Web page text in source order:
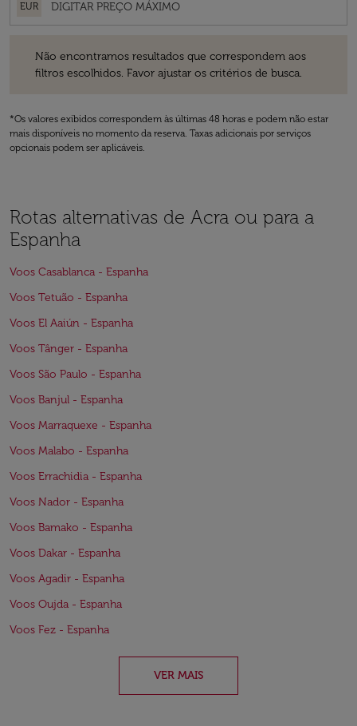
EUR
Não encontramos resultados que correspondem aos
filtros escolhidos. Favor ajustar os critérios de busca.
*Os valores exibidos correspondem às últimas 48 horas e podem não estar
mais disponíveis no momento da reserva. Taxas adicionais por serviços
opcionais podem ser aplicáveis.
Rotas alternativas de Acra ou para a
Espanha
Voos Casablanca - Espanha
Voos Tetuão - Espanha
Voos El Aaiún - Espanha
Voos Tânger - Espanha
Voos São Paulo - Espanha
Voos Banjul - Espanha
Voos Marraquexe - Espanha
Voos Malabo - Espanha
Voos Errachidia - Espanha
Voos Nador - Espanha
Voos Bamako - Espanha
Voos Dakar - Espanha
Voos Agadir - Espanha
Voos Oujda - Espanha
Voos Fez - Espanha
VER MAIS